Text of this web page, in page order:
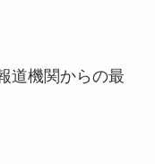
道機関からの最